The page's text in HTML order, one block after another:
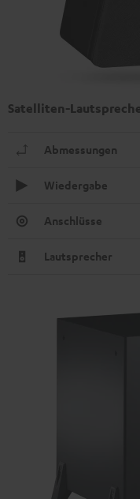
Satelliten-
Abmessungen
Wiedergabe
Anschlüsse
Lautsprecher